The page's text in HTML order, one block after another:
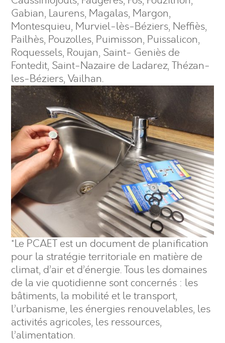
Gabian, Laurens, Magalas, Margon,
Montesquieu, Murviel-lès-Béziers, Neffiès,
Pailhès, Pouzolles, Puimisson, Puissalicon,
Roquessels, Roujan, Saint- Geniès de
Fontedit, Saint-Nazaire de Ladarez, Thézan-
les-Béziers, Vailhan.
*Le PCAET est un document de planification
pour la stratégie territoriale en matière de
climat, d’air et d’énergie. Tous les domaines
de la vie quotidienne sont concernés : les
bâtiments, la mobilité et le transport,
l’urbanisme, les énergies renouvelables, les
activités agricoles, les ressources,
l’alimentation.